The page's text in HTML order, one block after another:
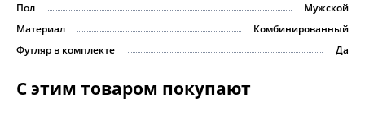
Пол
Мужской
Материал
Комбинированный
Футляр в комплекте
Да
С этим товаром покупают